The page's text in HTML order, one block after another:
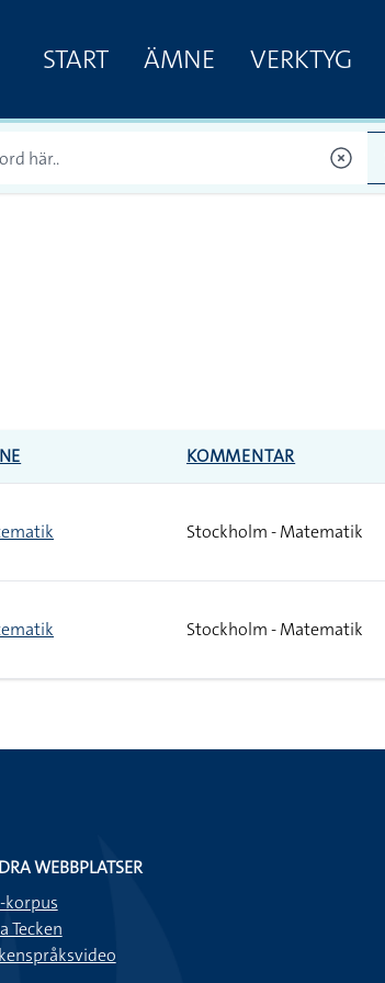
START ÄMNE VERKTYG
KOMMENTAR
Stockholm - Matematik
Stockholm - Matematik
WEBBPLATSER
korpus
Tecken